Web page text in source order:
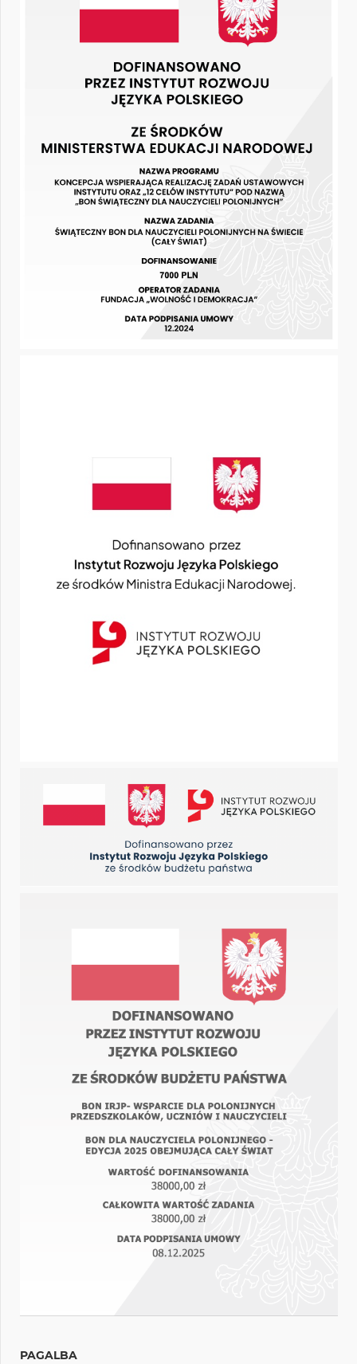
PAGALBA